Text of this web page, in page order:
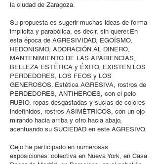
la ciudad de Zaragoza.
Su propuesta es sugerir muchas ideas de forma
implícita y parabólica, es decir, sin querer.En
esta época de AGRESIVIDAD, EGOÍSMO,
HEDONISMO, ADORACIÓN AL DINERO,
MANTENIMIENTO DE LAS APARIENCIAS,
BELLEZA ESTÉTICA y ÉXITO, EXISTEN LOS
PERDEDORES, LOS FEOS y LOS
GENEROSOS. Estética AGRESIVA, rostros de
PERDEDORES, ANTIHEROES, con el pelo
RUBIO, ropas desgastadas y sucias de colores
indefinidos, rostros ASIMÉTRICOS, con un ojo
mirando hacia arriba y otro hacia abajo,
acentuando su SUCIEDAD en este AGRESIVO.
Gejo ha participado en numerosas
exposiciones: colectiva en Nueva York, en Casa